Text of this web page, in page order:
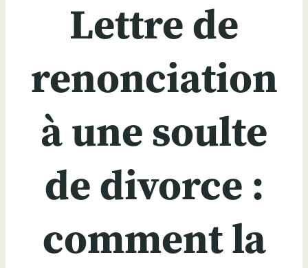
Lettre de
renonciation
à une soulte
de divorce :
comment la